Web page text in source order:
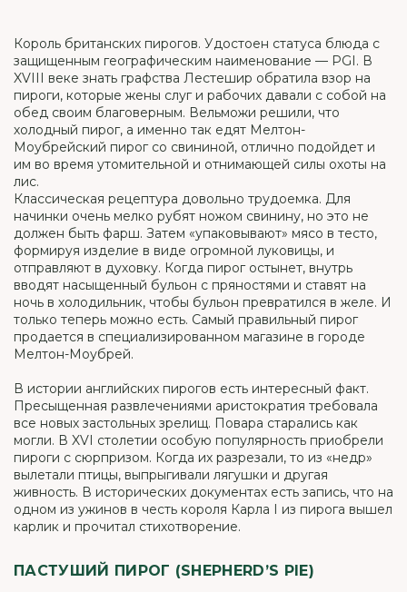
Король британских пирогов. Удостоен статуса блюда с
защищенным географическим наименование — PGI. В
XVIII веке знать графства Лестешир обратила взор на
пироги, которые жены слуг и рабочих давали с собой на
обед своим благоверным. Вельможи решили, что
холодный пирог, а именно так едят Мелтон-
Моубрейский пирог со свининой, отлично подойдет и
им во время утомительной и отнимающей силы охоты на
лис.
Классическая рецептура довольно трудоемка. Для
начинки очень мелко рубят ножом свинину, но это не
должен быть фарш. Затем «упаковывают» мясо в тесто,
формируя изделие в виде огромной луковицы, и
отправляют в духовку. Когда пирог остынет, внутрь
вводят насыщенный бульон с пряностями и ставят на
ночь в холодильник, чтобы бульон превратился в желе. И
только теперь можно есть. Самый правильный пирог
продается в специализированном магазине в городе
Мелтон-Моубрей.
В истории английских пирогов есть интересный факт.
Пресыщенная развлечениями аристократия требовала
все новых застольных зрелищ. Повара старались как
могли. В XVI столетии особую популярность приобрели
пироги с сюрпризом. Когда их разрезали, то из «недр»
вылетали птицы, выпрыгивали лягушки и другая
живность. В исторических документах есть запись, что на
одном из ужинов в честь короля Карла I из пирога вышел
карлик и прочитал стихотворение.
ПАСТУШИЙ ПИРОГ (SHEPHERD’S PIE)